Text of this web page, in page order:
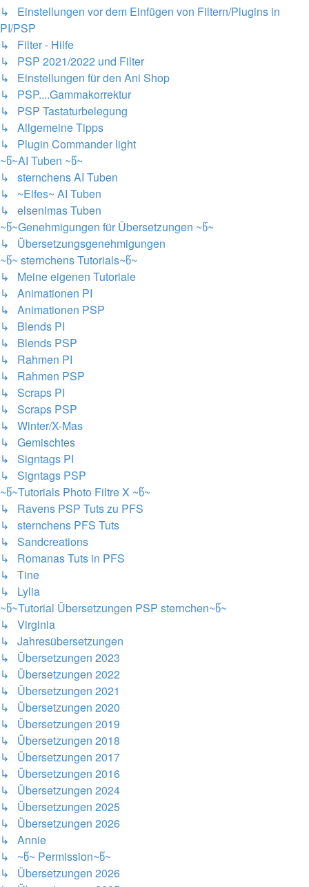
↳ Einstellungen vor dem Einfügen von Filtern/Plugins in
PI/PSP
↳ Filter - Hilfe
↳ PSP 2021/2022 und Filter
↳ Einstellungen für den Ani Shop
↳ PSP....Gammakorrektur
↳ PSP Tastaturbelegung
↳ Allgemeine Tipps
↳ Plugin Commander light
~წ~AI Tuben ~წ~
↳ sternchens AI Tuben
↳ ~Elfes~ AI Tuben
↳ elsenimas Tuben
~წ~Genehmigungen für Übersetzungen ~წ~
↳ Übersetzungsgenehmigungen
~წ~ sternchens Tutorials~წ~
↳ Meine eigenen Tutoriale
↳ Animationen PI
↳ Animationen PSP
↳ Blends PI
↳ Blends PSP
↳ Rahmen PI
↳ Rahmen PSP
↳ Scraps PI
↳ Scraps PSP
↳ Winter/X-Mas
↳ Gemischtes
↳ Signtags PI
↳ Signtags PSP
~წ~Tutorials Photo Filtre X ~წ~
↳ Ravens PSP Tuts zu PFS
↳ sternchens PFS Tuts
↳ Sandcreations
↳ Romanas Tuts in PFS
↳ Tine
↳ Lylia
~წ~Tutorial Übersetzungen PSP sternchen~წ~
↳ Virginia
↳ Jahresübersetzungen
↳ Übersetzungen 2023
↳ Übersetzungen 2022
↳ Übersetzungen 2021
↳ Übersetzungen 2020
↳ Übersetzungen 2019
↳ Übersetzungen 2018
↳ Übersetzungen 2017
↳ Übersetzungen 2016
↳ Übersetzungen 2024
↳ Übersetzungen 2025
↳ Übersetzungen 2026
↳ Annie
↳ ~წ~ Permission~წ~
↳ Übersetzungen 2026